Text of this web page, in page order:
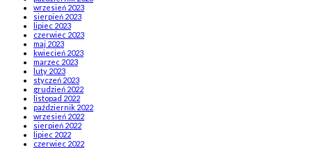
wrzesień 2023
sierpień 2023
lipiec 2023
czerwiec 2023
maj 2023
kwiecień 2023
marzec 2023
luty 2023
styczeń 2023
grudzień 2022
listopad 2022
październik 2022
wrzesień 2022
sierpień 2022
lipiec 2022
czerwiec 2022